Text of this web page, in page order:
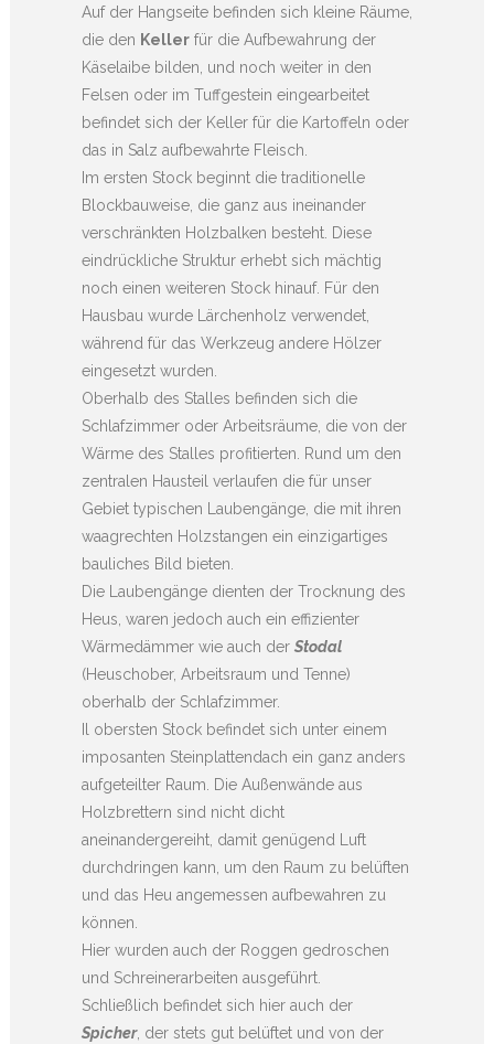
Auf der Hangseite befinden sich kleine Räume,
die den Keller für die Aufbewahrung der
Käselaibe bilden, und noch weiter in den
Felsen oder im Tuffgestein eingearbeitet
befindet sich der Keller für die Kartoffeln oder
das in Salz aufbewahrte Fleisch.
Im ersten Stock beginnt die traditionelle
Blockbauweise, die ganz aus ineinander
verschränkten Holzbalken besteht. Diese
eindrückliche Struktur erhebt sich mächtig
noch einen weiteren Stock hinauf. Für den
Hausbau wurde Lärchenholz verwendet,
während für das Werkzeug andere Hölzer
eingesetzt wurden.
Oberhalb des Stalles befinden sich die
Schlafzimmer oder Arbeitsräume, die von der
Wärme des Stalles profitierten. Rund um den
zentralen Hausteil verlaufen die für unser
Gebiet typischen Laubengänge, die mit ihren
waagrechten Holzstangen ein einzigartiges
bauliches Bild bieten.
Die Laubengänge dienten der Trocknung des
Heus, waren jedoch auch ein effizienter
Wärmedämmer wie auch der Stodal
(Heuschober, Arbeitsraum und Tenne)
oberhalb der Schlafzimmer.
Il obersten Stock befindet sich unter einem
imposanten Steinplattendach ein ganz anders
aufgeteilter Raum. Die Außenwände aus
Holzbrettern sind nicht dicht
aneinandergereiht, damit genügend Luft
durchdringen kann, um den Raum zu belüften
und das Heu angemessen aufbewahren zu
können.
Hier wurden auch der Roggen gedroschen
und Schreinerarbeiten ausgeführt.
Schließlich befindet sich hier auch der
Spicher, der stets gut belüftet und von der